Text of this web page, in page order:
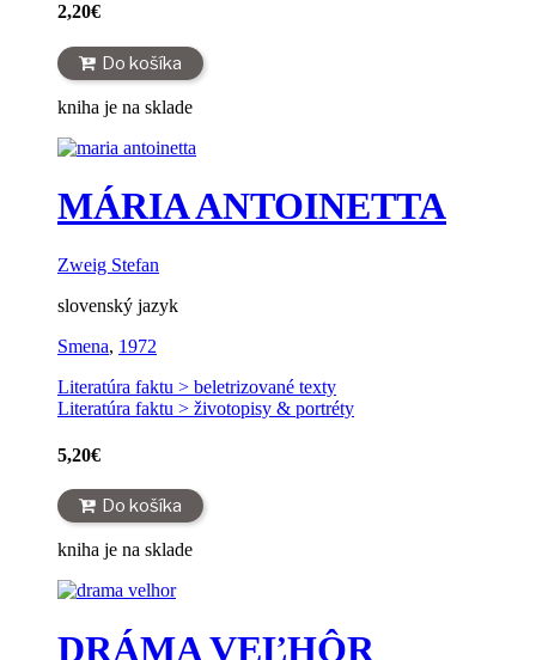
2,20€
Do košíka
kniha je na sklade
MÁRIA ANTOINETTA
Zweig Stefan
slovenský jazyk
Smena, 1972
Literatúra faktu > beletrizované texty
Literatúra faktu > životopisy & portréty
5,20€
Do košíka
kniha je na sklade
DRÁMA VEĽHÔR